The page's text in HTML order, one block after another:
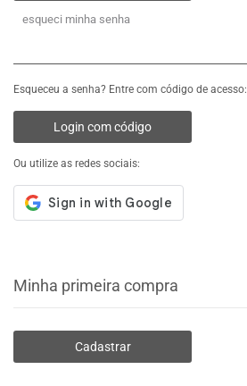
esqueci minha senha
Esqueceu a senha? Entre com código de acesso:
Login com código
Ou utilize as redes sociais:
Minha primeira compra
Cadastrar